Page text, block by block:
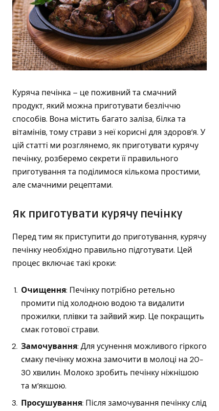
Куряча печінка – це поживний та смачний
продукт, який можна приготувати безліччю
способів. Вона містить багато заліза, білка та
вітамінів, тому страви з неї корисні для здоров’я. У
цій статті ми розглянемо, як приготувати курячу
печінку, розберемо секрети її правильного
приготування та поділимося кількома простими,
але смачними рецептами.
Як приготувати курячу печінку
Перед тим як приступити до приготування, курячу
печінку необхідно правильно підготувати. Цей
процес включає такі кроки:
Очищення: Печінку потрібно ретельно
промити під холодною водою та видалити
прожилки, плівки та зайвий жир. Це покращить
смак готової страви.
Замочування: Для усунення можливого гіркого
смаку печінку можна замочити в молоці на 20-
30 хвилин. Молоко зробить печінку ніжнішою
та м’якшою.
Просушування: Після замочування печінку слід